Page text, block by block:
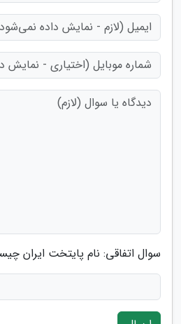
سوال اتفاقی: نام پایتخت ایران